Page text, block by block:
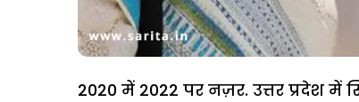
2020 में 2022 पर नज़र. उत्तर प्रदेश में